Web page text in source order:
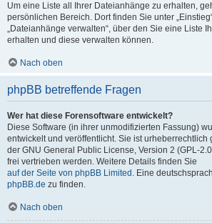
Um eine Liste all Ihrer Dateianhänge zu erhalten,
persönlichen Bereich. Dort finden Sie unter
„Dateianhänge verwalten“, über den Sie eine Liste
erhalten und diese verwalten können.
Nach oben
phpBB betreffende Fragen
Wer hat diese Forensoftware entwickelt?
Diese Software (in ihrer unmodifizierten Fassung)
entwickelt und veröffentlicht. Sie ist urheberrechtlich
der GNU General Public License, Version 2 (GPL-
frei vertrieben werden. Weitere Details finden Sie
auf der Seite von phpBB Limited . Eine
phpBB.de zu finden.
Nach oben